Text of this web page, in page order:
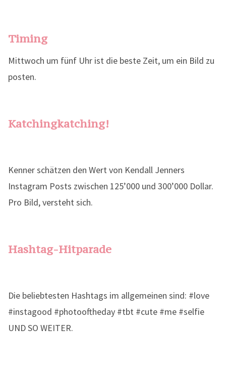
Timing
Mittwoch um fünf Uhr ist die beste Zeit, um ein Bild zu
posten.
Katchingkatching!
Kenner schätzen den Wert von Kendall Jenners
Instagram Posts zwischen 125’000 und 300’000 Dollar.
Pro Bild, versteht sich.
Hashtag-Hitparade
Die beliebtesten Hashtags im allgemeinen sind: #love
#instagood #photooftheday #tbt #cute #me #selfie
UND SO WEITER.